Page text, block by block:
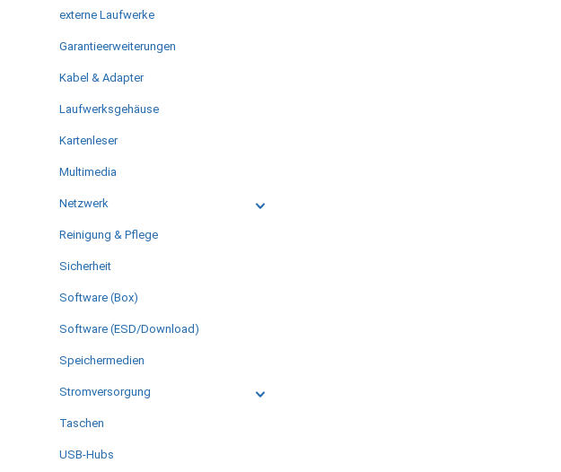
externe Laufwerke
Garantieerweiterungen
Kabel & Adapter
Laufwerksgehäuse
Kartenleser
Multimedia
Netzwerk
Reinigung & Pflege
Sicherheit
Software (Box)
Software (ESD/Download)
Speichermedien
Stromversorgung
Taschen
USB-Hubs